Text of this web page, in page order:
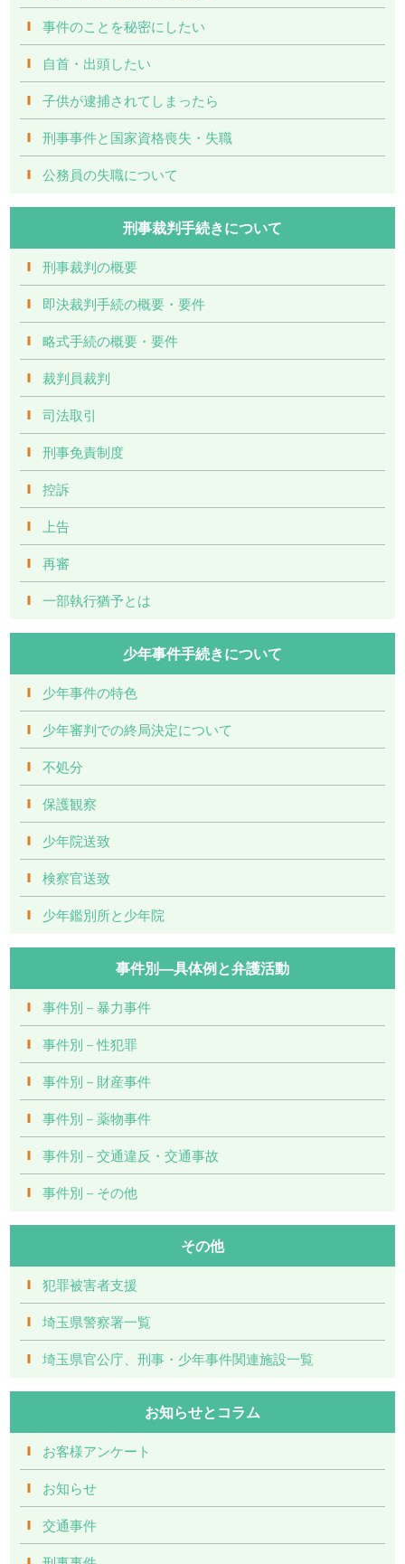
事件のことを秘密にしたい
自首・出頭したい
子供が逮捕されてしまったら
刑事事件と国家資格喪失・失職
公務員の失職について
刑事裁判手続きについて
刑事裁判の概要
即決裁判手続の概要・要件
略式手続の概要・要件
裁判員裁判
司法取引
刑事免責制度
控訴
上告
再審
一部執行猶予とは
少年事件手続きについて
少年事件の特色
少年審判での終局決定について
不処分
保護観察
少年院送致
検察官送致
少年鑑別所と少年院
事件別―具体例と弁護活動
事件別－暴力事件
事件別－性犯罪
事件別－財産事件
事件別－薬物事件
事件別－交通違反・交通事故
事件別－その他
その他
犯罪被害者支援
埼玉県警察署一覧
埼玉県官公庁、刑事・少年事件関連施設一覧
お知らせとコラム
お客様アンケート
お知らせ
交通事件